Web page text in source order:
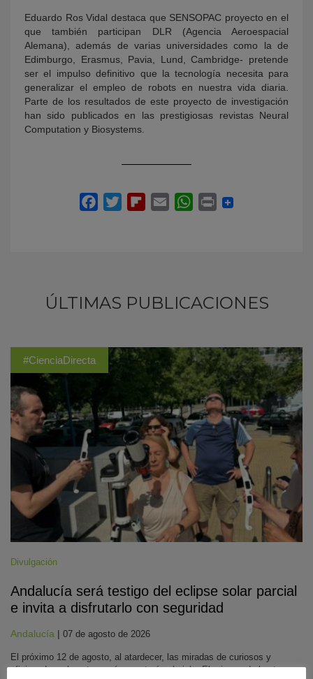
Eduardo Ros Vidal destaca que SENSOPAC proyecto en el
que también participan DLR (Agencia Aeroespacial
Alemana), además de varias universidades como la de
Edimburgo, Erasmus, Pavia, Lund, Cambridge- pretende
ser el impulso definitivo que la tecnología necesita para
generalizar el empleo de robots en nuestra vida diaria.
Parte de los resultados de este proyecto de investigación
han sido publicados en las prestigiosas revistas Neural
Computation y Biosystems.
ÚLTIMAS PUBLICACIONES
#CienciaDirecta
Divulgación
Andalucía será testigo del eclipse solar parcial
e invita a disfrutarlo con seguridad
Andalucía | 07 de agosto de 2026
El próximo 12 de agosto, al atardecer, las miradas de curiosos y
aficionados a la astronomía apuntarán al cielo. El primero de los tres